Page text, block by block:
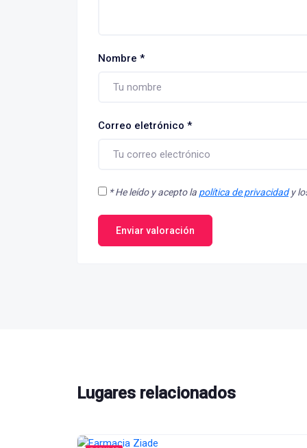
Nombre *
Correo eletrónico *
*He leído y acepto la política de privacidady
Enviar valoración
Lugares relacionados